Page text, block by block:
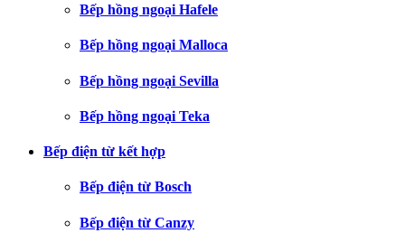
Bếp hồng ngoại Hafele
Bếp hồng ngoại Malloca
Bếp hồng ngoại Sevilla
Bếp hồng ngoại Teka
Bếp điện từ kết hợp
Bếp điện từ Bosch
Bếp điện từ Canzy